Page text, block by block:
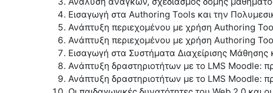
Εισαγωγή στα Authoring Tools και την
Ανάπτυξη περιεχομένου με χρήση Authoring
Ανάπτυξη περιεχομένου με χρήση Authoring
Εισαγωγή στα Συστήματα Διαχείρισης
Ανάπτυξη δραστηριοτήτων με το LMS Moodle:
Ανάπτυξη δραστηριοτήτων με το LMS Moodle: